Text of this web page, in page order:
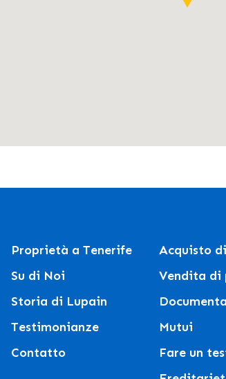
Proprietà a Tenerife
Su di Noi
Storia di Lupain
Testimonianze
Contatto
Acquisto
Vendita di
Mutui
Fare un